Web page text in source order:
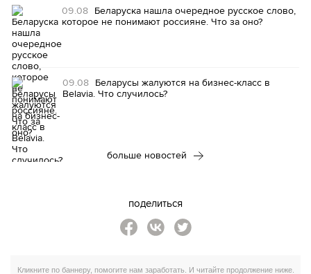
09.08 Беларуска нашла очередное русское слово,
которое не понимают россияне. Что за оно?
09.08 Беларусы жалуются на бизнес-класс в
Belavia. Что случилось?
больше новостей
поделиться